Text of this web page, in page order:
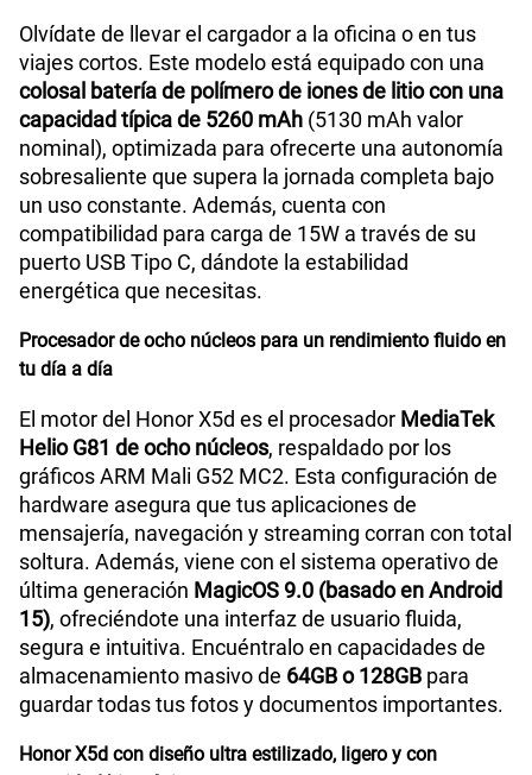
GPS Si
Reconocimiento Facial
Lector de Huella
Dimensión
VoLTE Si
VoWiFi Si
Compatibilidad nano-SIM Sí
Compatibilidad con eSIM
Olvídate de llevar el cargador a la oficina o en tus
viajes cortos. Este modelo está equipado con una
colosal batería de polímero de iones de litio con una
capacidad típica de 5260 mAh (5130 mAh valor
nominal), optimizada para ofrecerte una autonomía
sobresaliente que supera la jornada completa bajo
un uso constante. Además, cuenta con
compatibilidad para carga de 15W a través de su
puerto USB Tipo C, dándote la estabilidad
energética que necesitas.
Procesador de ocho núcleos para un rendimiento fluido en
tu día a día
El motor del Honor X5d es el procesador MediaTek
Helio G81 de ocho núcleos, respaldado por los
gráficos ARM Mali G52 MC2. Esta configuración de
hardware asegura que tus aplicaciones de
mensajería, navegación y streaming corran con total
soltura. Además, viene con el sistema operativo de
última generación MagicOS 9.0 (basado en Android
15), ofreciéndote una interfaz de usuario fluida,
segura e intuitiva. Encuéntralo en capacidades de
almacenamiento masivo de 64GB o 128GB para
guardar todas tus fotos y documentos importantes.
Honor X5d con diseño ultra estilizado, ligero y con